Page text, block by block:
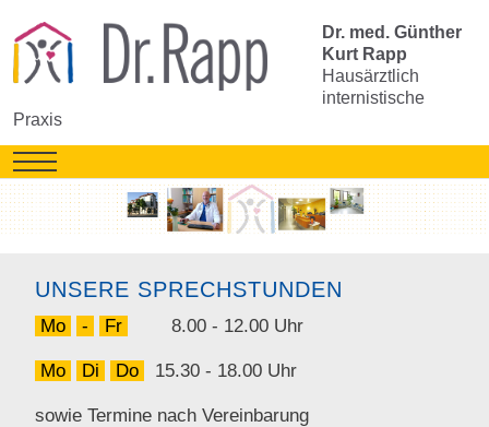
Dr. med. Günther
Kurt Rapp
Hausärztlich
internistische
Praxis
Mobile Menu Toggle
UNSERE SPRECHSTUNDEN
Mo - Fr 8.00 - 12.00 Uhr
Mo Di Do 15.30 - 18.00 Uhr
sowie Termine nach Vereinbarung